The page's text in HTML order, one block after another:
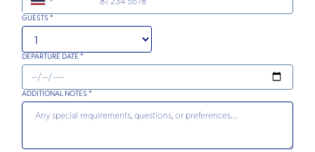
GUESTS *
DEPARTURE DATE *
ADDITIONAL NOTES *